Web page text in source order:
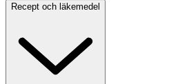
Recept och läkemedel